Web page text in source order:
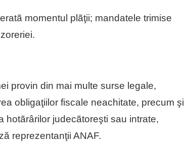
momentul plãţii; mandatele trimise
provin din mai multe surse legale,
obligaţiilor fiscale neachitate, precum şi
judecãtoreşti sau intrate,
reprezentanţii ANAF.